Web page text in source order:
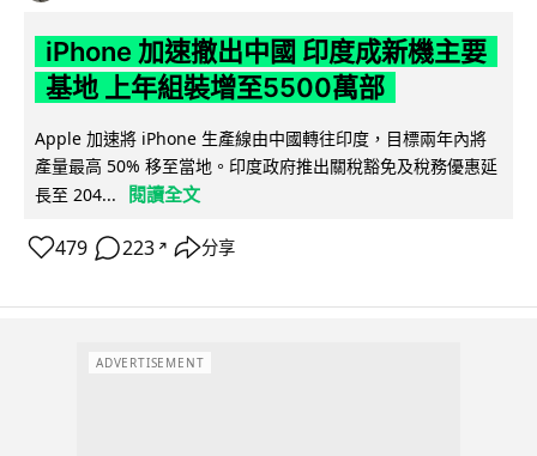
iPhone 加速撤出中國 印度成新機主要
基地 上年組裝增至5500萬部
Apple 加速將 iPhone 生產線由中國轉往印度，目標兩年內將
產量最高 50% 移至當地。印度政府推出關稅豁免及稅務優惠延
長至 204...
閱讀全文
479 223 ↗ 分享
ADVERTISEMENT